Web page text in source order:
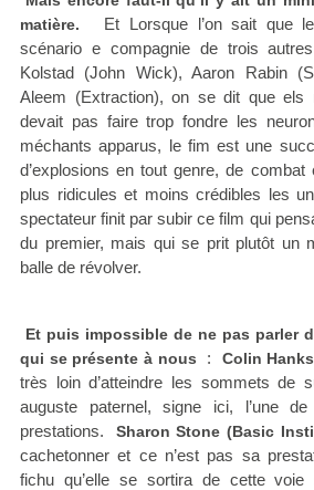
matière.
Et Lorsque l’on sait que
scénario e compagnie de trois
Kolstad (John Wick), Aaron Rabin
Aleem (Extraction), on se dit que els
devait pas faire trop fondre les
méchants apparus, le fim est une
d’explosions en tout genre, de
plus ridicules et moins crédibles les
spectateur finit par subir ce film qui
du premier, mais qui se prit plutôt un
balle de révolver.
Et puis impossible de ne pas parler
qui se présente à nous
: Colin
très loin d’atteindre les sommets de
auguste paternel, signe ici, l’une
prestations.
Sharon Stone (Basic
cachetonner et ce n’est pas sa
fichu qu’elle se sortira de cette